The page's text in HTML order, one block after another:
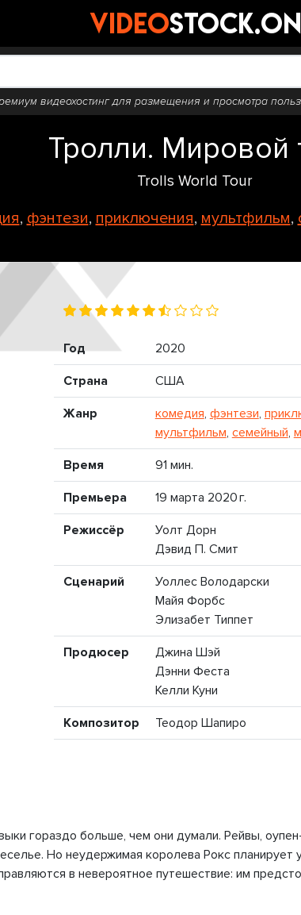
video
видеохостинг для размещения и просмотра
Тролли. Мировой
Trolls World Tour
, фэнтези, приключения, мультфильм,
Год 2020
Страна США
Жанр комедия, фэнтези,
мультфильм, семейный,
Время 91 мин.
Премьера 19 марта 2020 г.
Режиссёр
Уолт Дорн
Дэвид П. Смит
Сценарий
Уоллес Володарски
Майя Форбс
Элизабет Типпет
Продюсер
Джина Шэй
Дэнни Феста
Келли Куни
Композитор Теодор Шапиро
гораздо больше, чем они думали. Рейвы,
Но неудержимая королева Рокс планирует
в невероятное путешествие: им